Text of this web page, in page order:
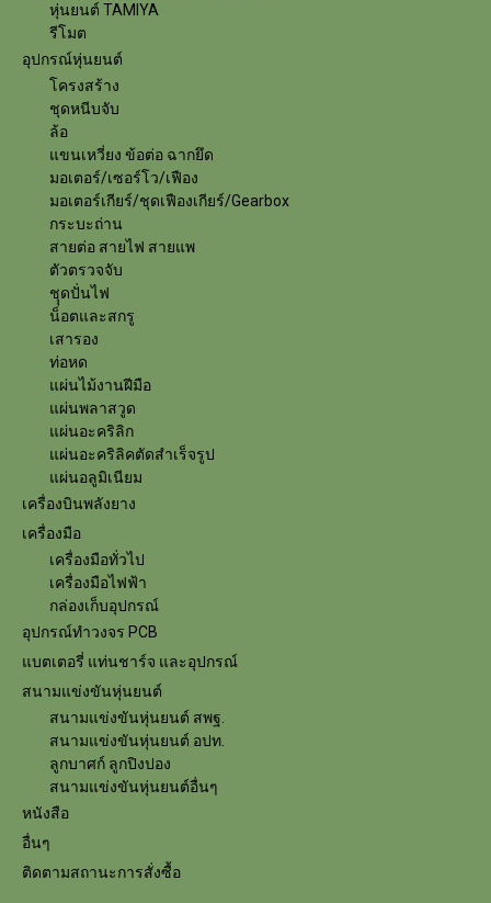
หุ่นยนต์ TAMIYA
รีโมต
อุปกรณ์หุ่นยนต์
โครงสร้าง
ชุดหนีบจับ
ล้อ
แขนเหวี่ยง ข้อต่อ ฉากยึด
มอเตอร์/เซอร์โว/เฟือง
มอเตอร์เกียร์/ชุดเฟืองเกียร์/Gearbox
กระบะถ่าน
สายต่อ สายไฟ สายแพ
ตัวตรวจจับ
ชุุดปั่นไฟ
น็อตและสกรู
เสารอง
ท่อหด
แผ่นไม้งานฝีมือ
แผ่นพลาสวูด
แผ่นอะคริลิก
แผ่นอะคริลิคตัดสำเร็จรูป
แผ่นอลูมิเนียม
เครื่องบินพลังยาง
เครื่องมือ
เครื่องมือทั่วไป
เครื่องมือไฟฟ้า
กล่องเก็บอุปกรณ์
อุปกรณ์ทำวงจร PCB
แบตเตอรี่ แท่นชาร์จ และอุปกรณ์
สนามแข่งขันหุ่นยนต์
สนามแข่งขันหุ่นยนต์ สพฐ.
สนามแข่งขันหุ่นยนต์ อปท.
ลูกบาศก์ ลูกปิงปอง
สนามแข่งขันหุ่นยนต์อื่นๆ
หนังสือ
อื่นๆ
ติดตามสถานะการสั่งซื้อ